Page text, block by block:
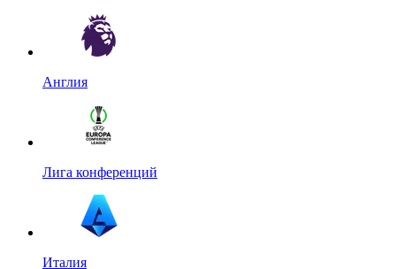
Англия
Лига конференций
Италия